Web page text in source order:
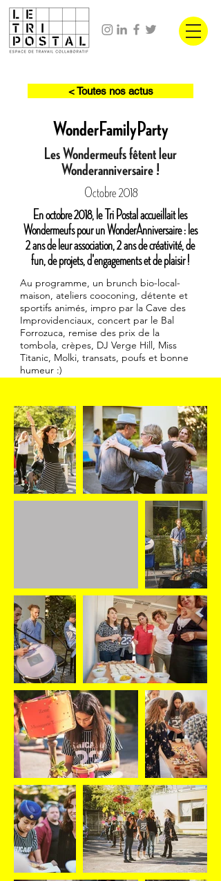
< Toutes nos actus
WonderFamilyParty
Les Wondermeufs fêtent leur
Wonderanniversaire !
Octobre 2018
En octobre 2018, le Tri Postal accueillait les
Wondermeufs pour un WonderAnniversaire : les
2 ans de leur association, 2 ans de créativité, de
fun, de projets, d'engagements et de plaisir !
Au programme, un brunch bio-local-
maison, ateliers cooconing, détente et
sportifs animés, impro par la Cave des
Improvidenciaux, concert par le Bal
Forrozuca, remise des prix de la
tombola, crèpes, DJ Verge Hill, Miss
Titanic, Molki, transats, poufs et bonne
humeur :)